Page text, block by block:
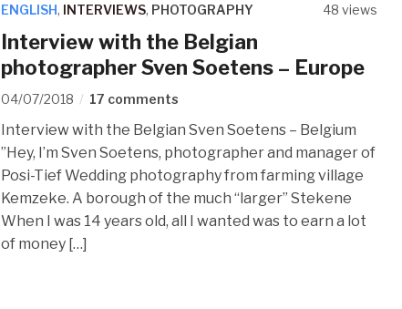
ENGLISH, INTERVIEWS, PHOTOGRAPHY 48 views
Interview with the Belgian
photographer Sven Soetens – Europe
04/07/2018 17 comments
Interview with the Belgian Sven Soetens – Belgium
”Hey, I’m Sven Soetens, photographer and manager of
Posi-Tief Wedding photography from farming village
Kemzeke. A borough of the much “larger” Stekene
When I was 14 years old, all I wanted was to earn a lot
of money […]